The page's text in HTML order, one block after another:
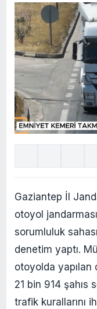
Gaziantep İl
otoyol
sorumluluk
denetim yaptı.
otoyolda yapılan
21 bin 914 şahıs
trafik kurallarını